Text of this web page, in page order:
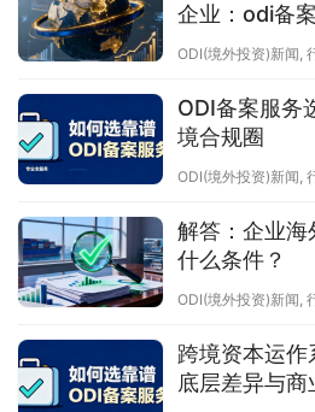
企业：odi备
ODI(境外投资)新闻,
ODI备案服务
境合规圈
ODI(境外投资)新闻,
解答：企业海
什么条件？
ODI(境外投资)新闻,
跨境资本运
底层差异与商